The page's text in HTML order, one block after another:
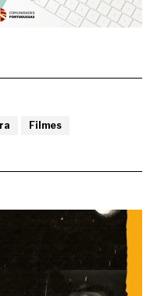
Filmes